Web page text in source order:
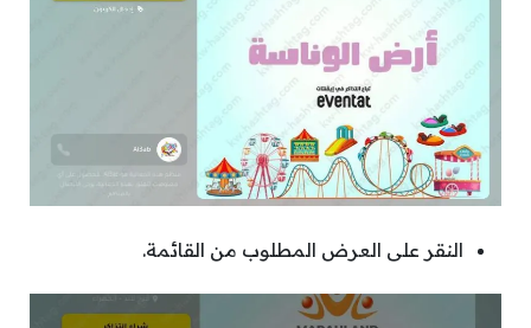
النقر على العرض المطلوب من القائمة.